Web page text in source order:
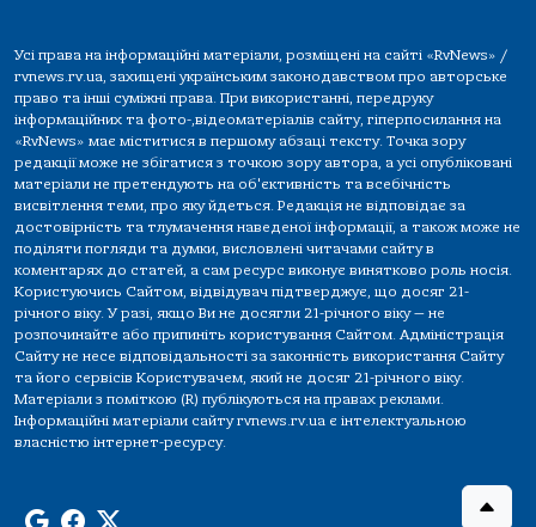
Усі права на інформаційні матеріали, розміщені на сайті «RvNews» /
rvnews.rv.ua, захищені українським законодавством про авторське
право та інші суміжні права. При використанні, передруку
інформаційних та фото-,відеоматеріалів сайту, гіперпосилання на
«RvNews» має міститися в першому абзаці тексту. Точка зору
редакції може не збігатися з точкою зору автора, а усі опубліковані
матеріали не претендують на об'єктивність та всебічність
висвітлення теми, про яку йдеться. Редакція не відповідає за
достовірність та тлумачення наведеної інформації, а також може не
поділяти погляди та думки, висловлені читачами сайту в
коментарях до статей, а сам ресурс виконує винятково роль носія.
Користуючись Сайтом, відвідувач підтверджує, що досяг 21-
річного віку. У разі, якщо Ви не досягли 21-річного віку — не
розпочинайте або припиніть користування Сайтом. Адміністрація
Сайту не несе відповідальності за законність використання Сайту
та його сервісів Користувачем, який не досяг 21-річного віку.
Матеріали з поміткою (R) публікуються на правах реклами.
Інформаційні матеріали сайту rvnews.rv.ua є інтелектуальною
власністю інтернет-ресурсу.